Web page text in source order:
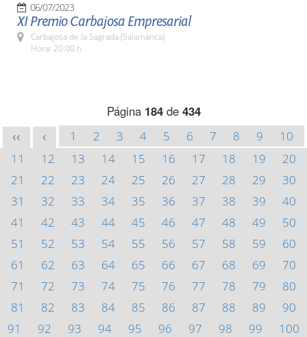
06/07/2023
XI Premio Carbajosa Empresarial
Carbajosa de la Sagrada (Salamanca)
Hora: 20:00 h.
Página 184de 434
<< < 1 2 3 4 5 6 7 8 9
10
11
12 13 14 15 16 17 18 19
20
21
22 23 24 25 26 27 28 29
30
31
32 33 34 35 36 37 38 39
40
41
42 43 44 45 46 47 48 49
50
51
52 53 54 55 56 57 58 59
60
61
62 63 64 65 66 67 68 69
70
71
72 73 74 75 76 77 78 79
80
81
82 83 84 85 86 87 88 89
90
91
92 93 94 95 96 97 98 99
100